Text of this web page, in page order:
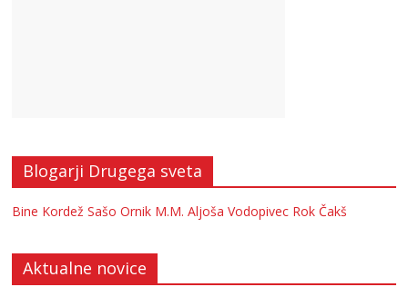
Blogarji Drugega sveta
Bine Kordež Sašo Ornik M.M. Aljoša Vodopivec Rok Čakš
Aktualne novice